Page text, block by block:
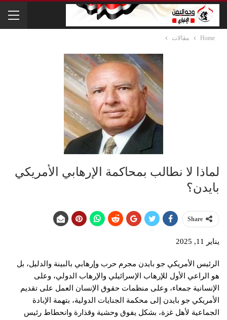
Home مقالات
لماذا لا نطالب بمحاكمة الإرهابي الأمريكي
بايدن؟
Share
يناير 11, 2025
الرئيس الأمريكي جو بايدن مجرم حرب وإرهابي بالبينة والدليل، بل
هو الراعي الأول للإرهاب الإسرائيلي والإرهاب الدولي، وعلى
الإنسانية جمعاء، وعلى منظمات حقوق الإنسان العمل على تقديم
الأمريكي جو بايدن إلى محكمة الجنايات الدولية، بتهمة الإبادة
الجماعية لأهل غزة، بشكل يفوق وحشية وقذارة وانحطاط رئيس